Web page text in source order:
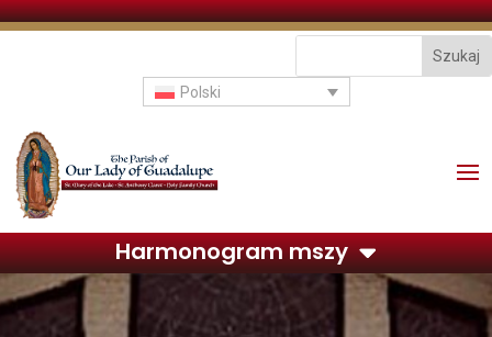
Polski
Harmonogram mszy